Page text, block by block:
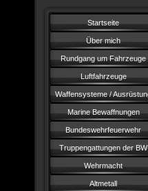
Startseite
Über mich
Rundgang um Fahrzeuge
Luftfahrzeuge
Waffensysteme /
Marine Bewaffnungen
Bundeswehrfeuerwehr
Truppengattungen der BW
Wehrmacht
Altmetall